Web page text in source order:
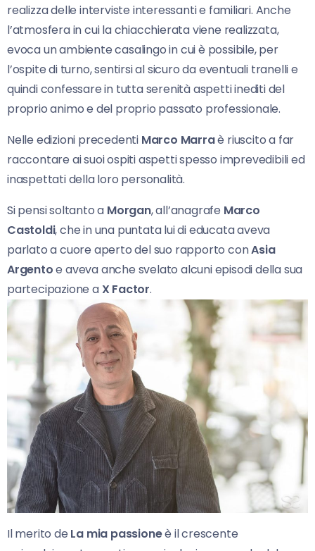
realizza delle interviste interessanti e familiari. Anche
l’atmosfera in cui la chiacchierata viene realizzata,
evoca un ambiente casalingo in cui è possibile, per
l’ospite di turno, sentirsi al sicuro da eventuali tranelli e
quindi confessare in tutta serenità aspetti inediti del
proprio animo e del proprio passato professionale.
Nelle edizioni precedenti Marco Marraè riuscito a far
raccontare ai suoi ospiti aspetti spesso imprevedibili ed
inaspettati della loro personalità.
Si pensi soltanto a Morgan, all’anagrafe Marco
Castoldi, che in una puntata lui di educata aveva
parlato a cuore aperto del suo rapporto conAsia
Argentoe aveva anche svelato alcuni episodi della sua
partecipazione a X Factor.
Il merito de La mia passioneè il crescente